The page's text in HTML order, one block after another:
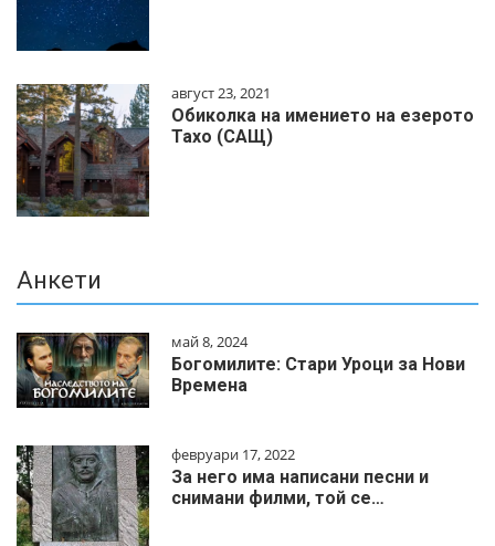
август 23, 2021
Обиколка на имението на езерото
Тахо (САЩ)
Анкети
май 8, 2024
Богомилите: Стари Уроци за Нови
Времена
февруари 17, 2022
За него има написани песни и
снимани филми, той се…